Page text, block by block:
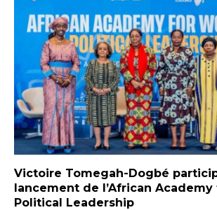
Victoire Tomegah-Dogbé
lancement de l’African
Political Leadership